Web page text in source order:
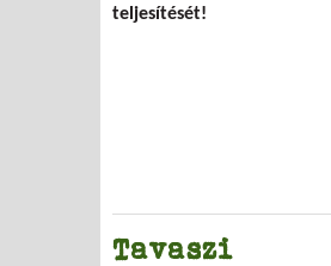
teljesítését!
Tavaszi